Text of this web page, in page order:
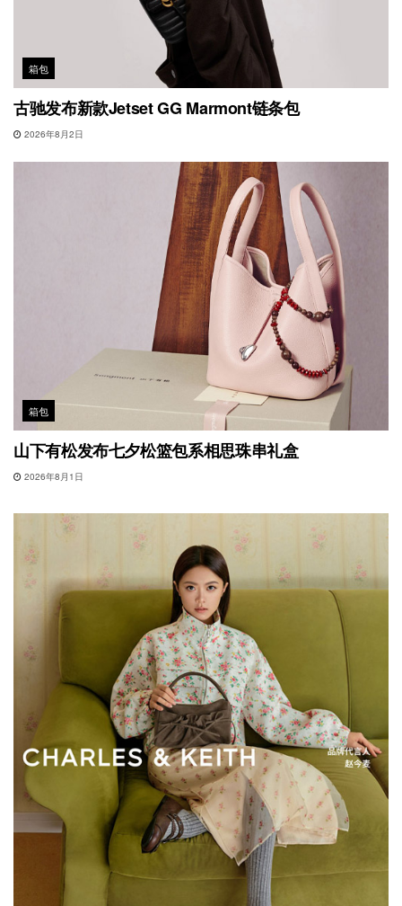
箱包
古驰发布新款Jetset GG Marmont链条包
2026年8月2日
箱包
山下有松发布七夕松篮包系相思珠串礼盒
2026年8月1日